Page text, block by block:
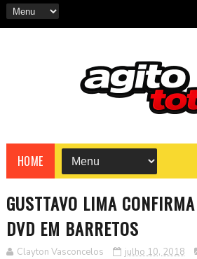
HOME
GUSTTAVO LIMA
DVD EM BARRETOS
Clayton Vasconcelos julho 10, 2018